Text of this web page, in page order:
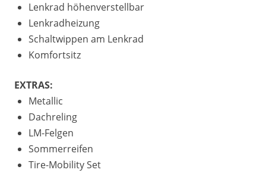
Lenkrad höhenverstellbar
Lenkradheizung
Schaltwippen am Lenkrad
Komfortsitz
EXTRAS:
Metallic
Dachreling
LM-Felgen
Sommerreifen
Tire-Mobility Set